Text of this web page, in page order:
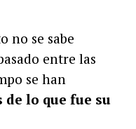
no se sabe
entre las
se han
lo que fue su